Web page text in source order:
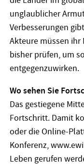
unglaublicher
Verbesserungen
Akteure müssen ihr
bisher prüfen, um
entgegenzuwirken.
Wo sehen Sie
Das gestiegene
Fortschritt. Damit
oder die Online-
Konferenz,
Leben gerufen